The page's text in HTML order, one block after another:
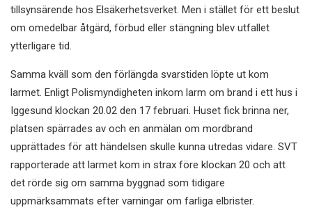
tillsynsärende hos Elsäkerhetsverket. Men i stället för ett beslut
om omedelbar åtgärd, förbud eller stängning blev utfallet
ytterligare tid.
Samma kväll som den förlängda svarstiden löpte ut kom
larmet. Enligt Polismyndigheten inkom larm om brand i ett hus i
Iggesund klockan 20.02 den 17 februari. Huset fick brinna ner,
platsen spärrades av och en anmälan om mordbrand
upprättades för att händelsen skulle kunna utredas vidare. SVT
rapporterade att larmet kom in strax före klockan 20 och att
det rörde sig om samma byggnad som tidigare
uppmärksammats efter varningar om farliga elbrister.